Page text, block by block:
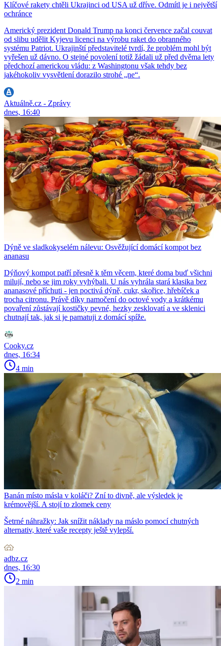
Klíčové rakety chtěli Ukrajinci od USA už dříve. Odmítl je i největší
ochránce
Americký prezident Donald Trump na konci července začal couvat
od slibu udělit Kyjevu licenci na výrobu raket do obranného
systému Patriot. Ukrajinští představitelé tvrdí, že problém mohl být
vyřešen už dávno. O stejné povolení totiž žádali už před dvěma lety
předchozí americkou vládu: z Washingtonu však tehdy bez
jakéhokoliv vysvětlení dorazilo strohé „ne“.
Aktuálně.cz - Zprávy
dnes, 16:40
Dýně ve sladkokyselém nálevu: Osvěžující domácí kompot bez
ananasu
Dýňový kompot patří přesně k těm věcem, které doma buď všichni
milují, nebo se jim roky vyhýbali. U nás vyhrála stará klasika bez
ananasové příchuti - jen poctivá dýně, cukr, skořice, hřebíček a
trocha citronu. Právě díky namočení do octové vody a krátkému
povaření zůstávají kostičky pevné, hezky zesklovatí a ve sklenici
chutnají tak, jak si je pamatuji z domácí spíže.
Cooky.cz
dnes, 16:34
4 min
Banán místo másla v koláči? Zní to divně, ale výsledek je
krémovější. A stojí to zlomek ceny
Šetrné náhražky: Jak snížit náklady na máslo pomocí chutných
alternativ, které vaše recepty ještě vylepší.
adbz.cz
dnes, 16:30
2 min